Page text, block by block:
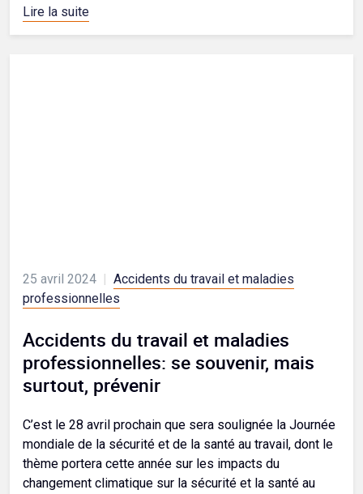
Lire la suite
25 avril 2024
Accidents du travail et maladies
professionnelles
Accidents du travail et maladies
professionnelles: se souvenir, mais
surtout, prévenir
C’est le 28 avril prochain que sera soulignée la Journée
mondiale de la sécurité et de la santé au travail, dont le
thème portera cette année sur les impacts du
changement climatique sur la sécurité et la santé au